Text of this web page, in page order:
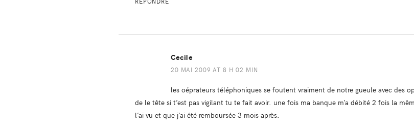
Cecile
20 MAI 2009 AT 8 H 02 MIN
les oéprateurs téléphoniques se foutent vraiment de notre gueule avec des
de le tête si t’est pas vigilant tu te fait avoir. une fois ma banque m’a débité 2 fois la
l’ai vu et que j’ai été remboursée 3 mois après.